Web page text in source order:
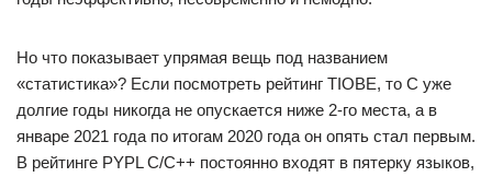
Но что показывает упрямая вещь под названием
«статистика»? Если посмотреть рейтинг TIOBE, то С уже
долгие годы никогда не опускается ниже 2-го места, а в
январе 2021 года по итогам 2020 года он опять стал первым.
В рейтинге PYPL С/С++ постоянно входят в пятерку языков,